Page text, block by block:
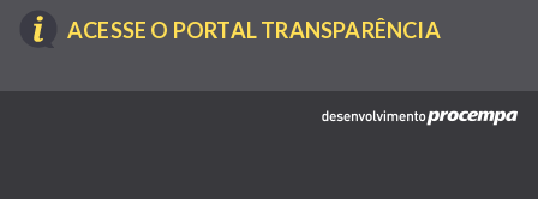
úteis
(abrem
nova
ACESSE O PORTAL TRANSPARÊNCIA(LINK
EM
NOVA